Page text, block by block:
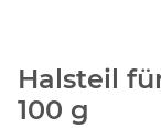
Halsteil
100 g